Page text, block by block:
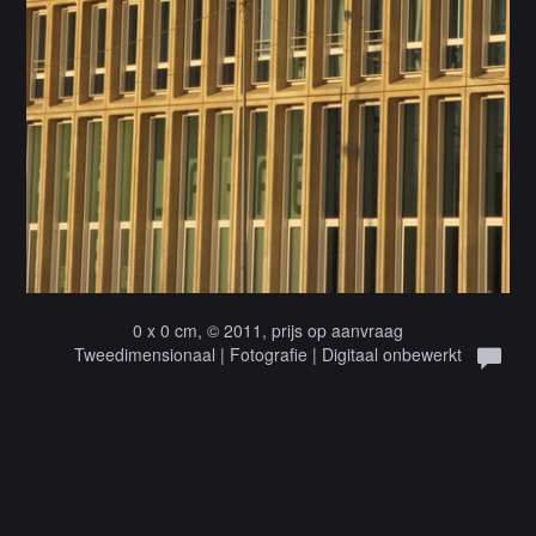
0 x 0 cm, © 2011, prijs op aanvraag
Tweedimensionaal | Fotografie | Digitaal onbewerkt